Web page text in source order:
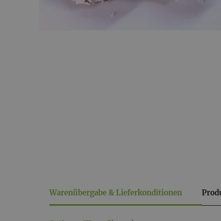
Warenübergabe & Lieferkonditionen